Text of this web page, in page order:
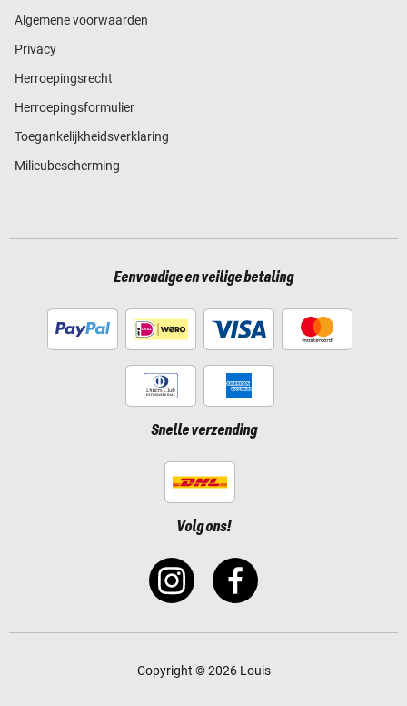
Algemene voorwaarden
Privacy
Herroepingsrecht
Herroepingsformulier
Toegankelijkheidsverklaring
Milieubescherming
Eenvoudige en veilige betaling
Snelle verzending
Volg ons!
Copyright © 2026 Louis